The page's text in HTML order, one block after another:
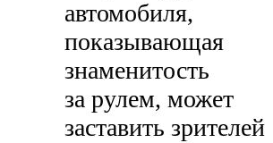
автомобиля,
показывающая
знаменитость
за рулем, может
заставить зрителей